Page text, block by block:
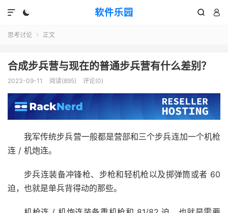
软件乐园 
 

思考讨论  正文
合成步兵营与现在的普通步兵营有什么差别？
2023-09-11 阅读(895) 评论(0)
我军传统步兵营一般都是营部和三个步兵连加一个机枪
连 / 机炮连。
步兵连装备冲锋枪、步枪和轻机枪以及掷弹筒或者 60
迫，也就是单兵背得动的那些。